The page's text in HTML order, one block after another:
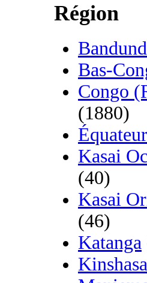
Région
Bas-
Congo
(1880)
Équateur
Kasai
(40)
Kasai
(46)
Katanga
Kinshasa